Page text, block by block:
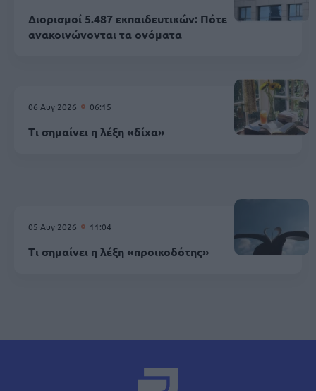
Διορισμοί 5.487 εκπαιδευτικών: Πότε
ανακοινώνονται τα ονόματα
06 Αυγ 2026 06:15
Τι σημαίνει η λέξη «δίχα»
05 Αυγ 2026 11:04
Τι σημαίνει η λέξη «προικοδότης»